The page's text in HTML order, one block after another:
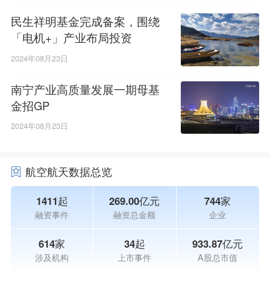
民生祥明基金完成备案，围绕
「电机+」产业布局投资
2024年08月23日
南宁产业高质量发展一期母基
金招GP
2024年08月23日
航空航天数据总览
1411起
融资事件
269.00亿元
融资总金额
744家
企业
614家
涉及机构
34起
上市事件
933.87亿元
A股总市值